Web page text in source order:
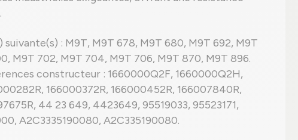
: M9T, M9T 678, M9T 680, M9T 692, M9T
M9T 702, M9T 704, M9T 706, M9T 870, M9T 896.
constructeur : 1660000Q2F, 1660000Q2H,
166000372R, 166000452R, 166007840R,
44 23 649, 4423649, 95519033, 95523171,
A2C3335190080, A2C335190080.